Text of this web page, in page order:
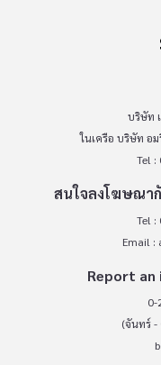
บริษัท
ในเครือ บริษัท อ
Tel :
สนใจลงโฆษณา
Tel :
Email :
Report an
0-
(จันทร์ -